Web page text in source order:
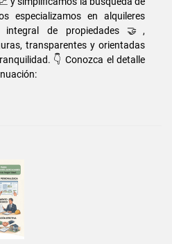
especializamos en alquileres
integral de propiedades 🤝,
transparentes y orientadas
👇 Conozca el detalle